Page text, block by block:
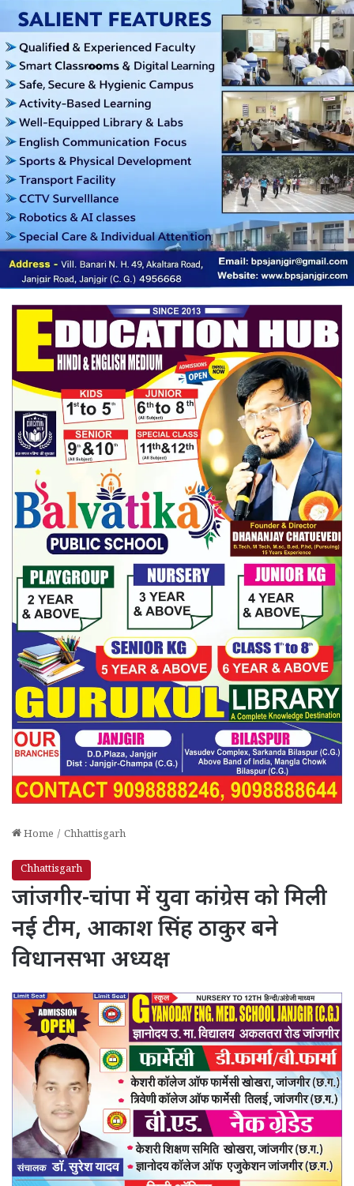
Home / Chhattisgarh
Chhattisgarh
जांजगीर-चांपा में युवा कांग्रेस को मिली
नई टीम, आकाश सिंह ठाकुर बने
विधानसभा अध्यक्ष